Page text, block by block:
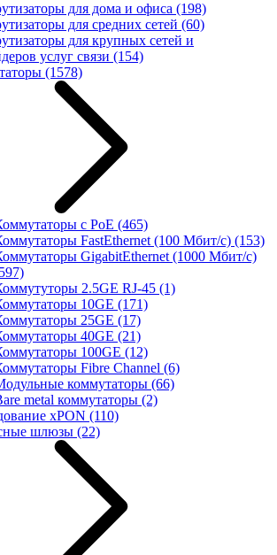
для дома и офиса (198)
для средних сетей (60)
для крупных сетей и
услуг связи (154)
(1578)
с PoE (465)
FastEthernet (100 Мбит/с) (153)
GigabitEthernet (1000 Мбит/с)
2.5GE RJ-45 (1)
10GE (171)
25GE (17)
40GE (21)
100GE (12)
Fibre Channel (6)
коммутаторы (66)
metal коммутаторы (2)
xPON (110)
шлюзы (22)